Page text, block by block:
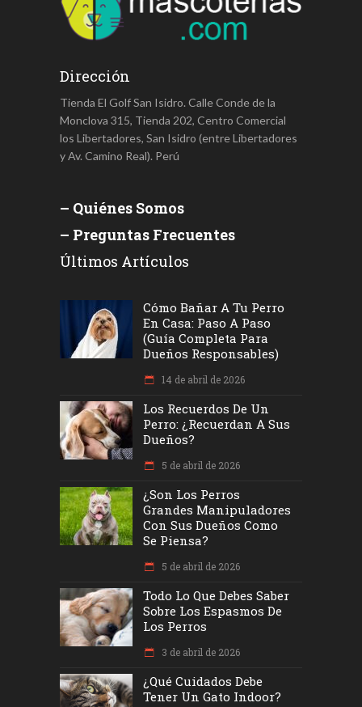
Dirección
Tienda El Golf San Isidro. Calle Conde de la
Monclova 315, Tienda 202, Centro Comercial
los Libertadores, San Isidro (entre Libertadores
y Av. Camino Real). Perú
– Quiénes Somos
– Preguntas Frecuentes
Últimos Artículos
Cómo Bañar A Tu Perro
En Casa: Paso A Paso
(Guía Completa Para
Dueños Responsables)
14 de abril de 2026
Los Recuerdos De Un
Perro: ¿recuerdan A Sus
Dueños?
5 de abril de 2026
¿Son Los Perros
Grandes Manipuladores
Con Sus Dueños Como
Se Piensa?
5 de abril de 2026
Todo Lo Que Debes Saber
Sobre Los Espasmos De
Los Perros
3 de abril de 2026
¿Qué Cuidados Debe
Tener Un Gato Indoor?